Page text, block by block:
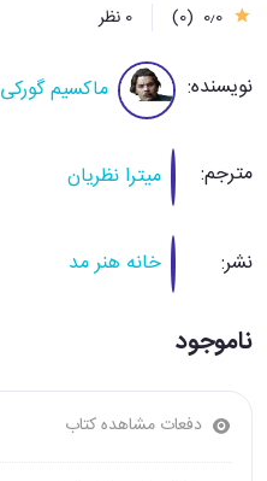
0٫0 (0) 0 نظر
نویسنده: ماکسیم گورکی
مترجم: میترا نظریان
نشر: خانه هنر مد
ناموجود
دفعات مشاهده کتاب